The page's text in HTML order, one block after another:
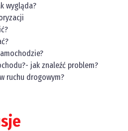
wygląda?
jak znaleźć problem?
ruchu drogowym?